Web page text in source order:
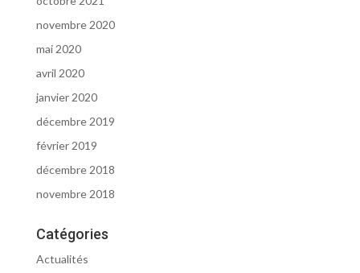
novembre 2020
mai 2020
avril 2020
janvier 2020
décembre 2019
février 2019
décembre 2018
novembre 2018
Catégories
Actualités